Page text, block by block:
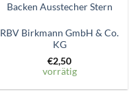
Backen Ausstecher Stern
RBV Birkmann GmbH & Co.
KG
€2,50
vorrätig